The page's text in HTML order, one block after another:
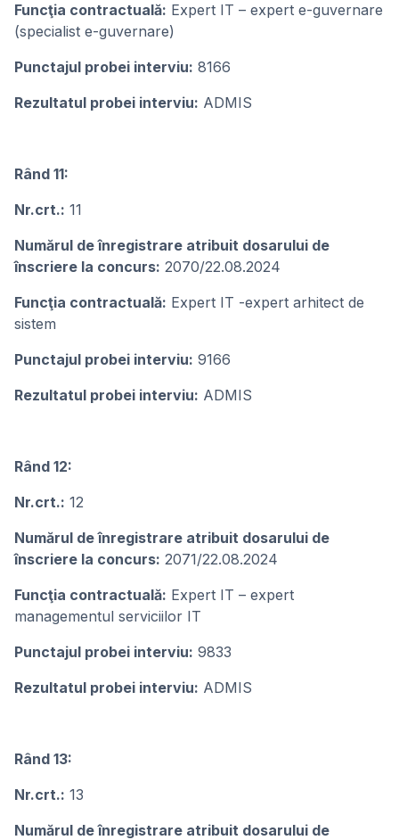
Funcţia contractuală: Expert IT – expert e-guvernare
(specialist e-guvernare)
Punctajul probei interviu: 8166
Rezultatul probei interviu: ADMIS
Rând 11:
Nr.crt.: 11
Numărul de înregistrare atribuit dosarului de
înscriere la concurs: 2070/22.08.2024
Funcţia contractuală: Expert IT -expert arhitect de
sistem
Punctajul probei interviu: 9166
Rezultatul probei interviu: ADMIS
Rând 12:
Nr.crt.: 12
Numărul de înregistrare atribuit dosarului de
înscriere la concurs: 2071/22.08.2024
Funcţia contractuală: Expert IT – expert
managementul serviciilor IT
Punctajul probei interviu: 9833
Rezultatul probei interviu: ADMIS
Rând 13:
Nr.crt.: 13
Numărul de înregistrare atribuit dosarului de